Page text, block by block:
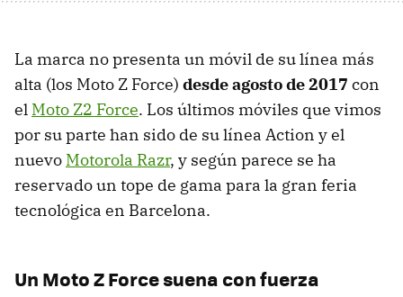
La marca no presenta un móvil de su línea más
alta (los Moto Z Force) desde agosto de 2017 con
el Moto Z2 Force. Los últimos móviles que vimos
por su parte han sido de su línea Action y el
nuevo Motorola Razr, y según parece se ha
reservado un tope de gama para la gran feria
tecnológica en Barcelona.
Un Moto Z Force suena con fuerza